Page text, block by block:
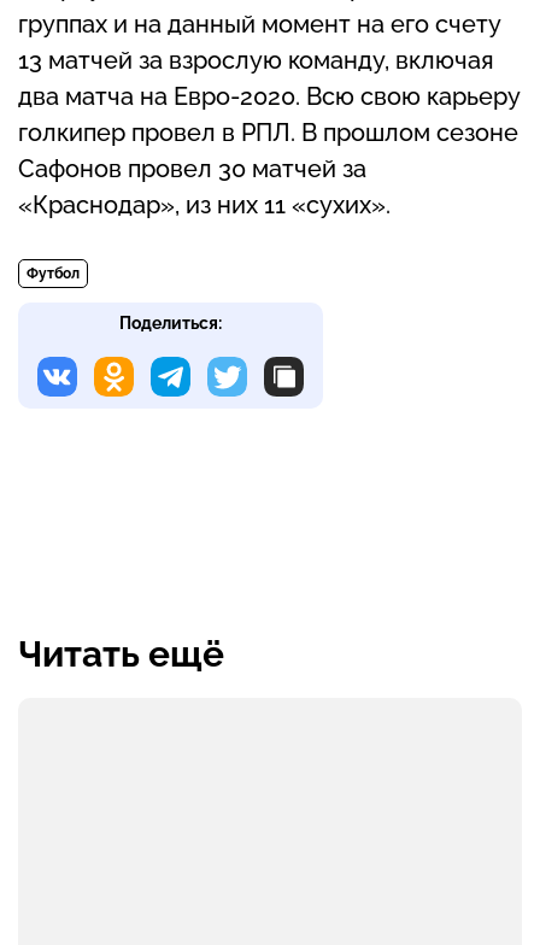
группах и на данный момент на его счету
13 матчей за взрослую команду, включая
два матча на Евро-2020. Всю свою карьеру
голкипер провел в РПЛ. В прошлом сезоне
Сафонов провел 30 матчей за
«Краснодар», из них 11 «сухих».
Футбол
Поделиться:
Читать ещё